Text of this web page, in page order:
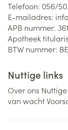
Telefoon: 056/
E-mailadres:
APB nummer:
Apotheek
BTW nummer:
Nuttige links
Over ons
van wacht